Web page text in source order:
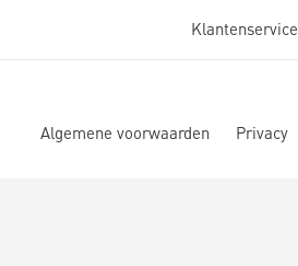
Klantenservice
Algemene voorwaarden Privacy